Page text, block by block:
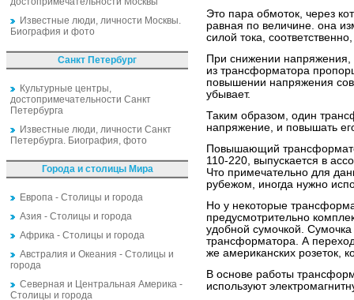
Известные люди, личности Москвы.
Биография и фото
Санкт Петербург
Культурные центры,
достопримечательности Санкт
Петербурга
Известные люди, личности Санкт
Петербурга. Биография, фото
Города и столицы Мира
Европа - Столицы и города
Азия - Столицы и города
Африка - Столицы и города
Австралия и Океания - Столицы и
города
Северная и Центральная Америка -
Столицы и города
Это пара обмоток, через
равная по величине. она
силой тока,
При снижении напряжения,
из трансформатора
повышении напряжения
убывает.
Таким образом, один
напряжение, и повышать
Повышающий
110-220, выпускается в
Что примечательно для
рубежом, иногда нужно
Но у некоторые
предусмотрительно
удобной сумочкой.
трансформатора. А
же американских розеток,
В основе работы
используют